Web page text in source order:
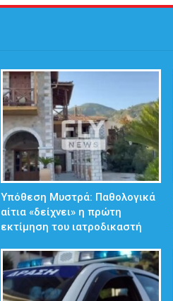
Υπόθεση Μυστρά: Παθολογικά
αίτια «δείχνει» η πρώτη
εκτίμηση του ιατροδικαστή